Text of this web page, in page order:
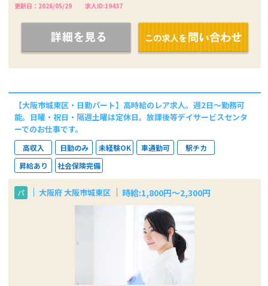
更新日：2026/05/29 求人ID:19437
【大阪市城東区・日勤パート】高時給のレア求人。週2日～勤務可
能。日曜・祝日・隔週土曜は定休日。放課後等デイサービスセンタ
ーでのお仕事です。
高収入 日勤のみ 未経験OK 車通勤可
駅チカ
昇給あり
社会保険完備
パ 大阪府 大阪市城東区 時給:1,800円～2,300円